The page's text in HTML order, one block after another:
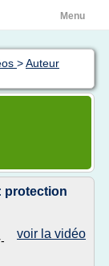
Menu
>Auteur
protection
voir la vidéo